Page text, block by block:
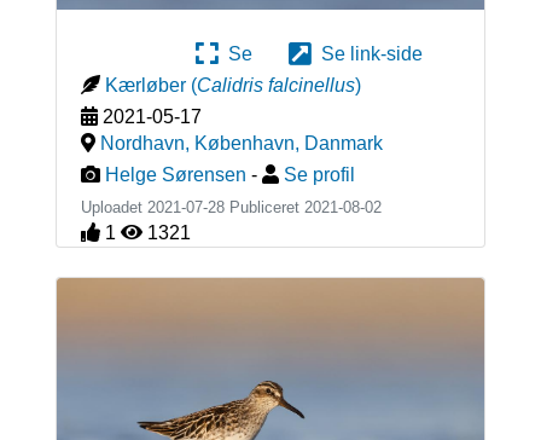
Se
Se link-side
Kærløber (Calidris falcinellus)
2021-05-17
Nordhavn, København, Danmark
Helge Sørensen - Se profil
Uploadet 2021-07-28 Publiceret 2021-08-02
1 1321